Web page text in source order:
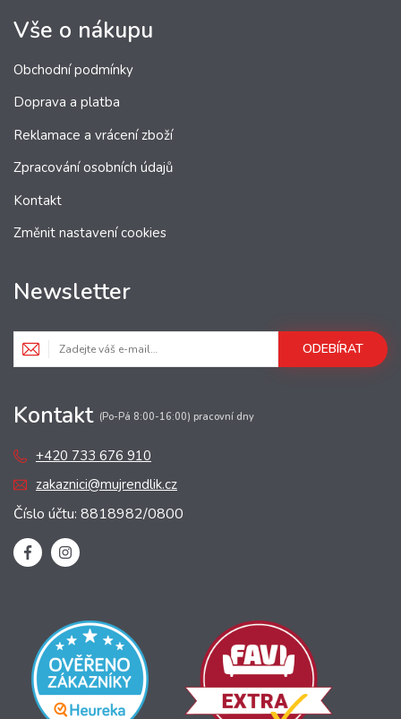
Vše o nákupu
Obchodní podmínky
Doprava a platba
Reklamace a vrácení zboží
Zpracování osobních údajů
Kontakt
Změnit nastavení cookies
Newsletter
ODEBÍRAT
Kontakt (Po-Pá 8:00-16:00) pracovní dny
+420 733 676 910
zakaznici@mujrendlik.cz
Číslo účtu: 8818982/0800